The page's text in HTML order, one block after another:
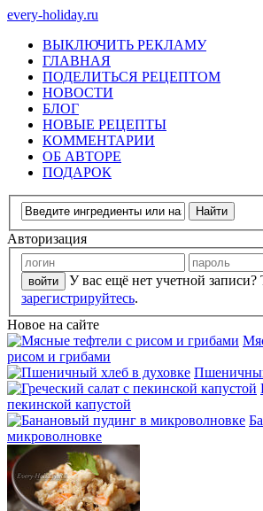
every-holiday.ru
ВЫКЛЮЧИТЬ РЕКЛАМУ
ГЛАВНАЯ
ПОДЕЛИТЬСЯ РЕЦЕПТОМ
НОВОСТИ
БЛОГ
НОВЫЕ РЕЦЕПТЫ
КОММЕНТАРИИ
ОБ АВТОРЕ
ПОДАРОК
Авторизация
У вас ещё нет учетной записи?
зарегистрируйтесь.
Новое на сайте
рисом и грибами
пекинской капустой
микроволновке